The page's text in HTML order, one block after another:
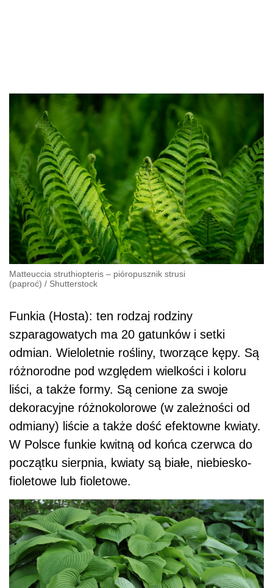
Matteuccia struthiopteris – pióropusznik strusi
(paproć) / Shutterstock
Funkia (Hosta): ten rodzaj rodziny
szparagowatych ma 20 gatunków i setki
odmian. Wieloletnie rośliny, tworzące kępy. Są
różnorodne pod względem wielkości i koloru
liści, a także formy. Są cenione za swoje
dekoracyjne różnokolorowe (w zależności od
odmiany) liście a także dość efektowne kwiaty.
W Polsce funkie kwitną od końca czerwca do
początku sierpnia, kwiaty są białe, niebiesko-
fioletowe lub fioletowe.